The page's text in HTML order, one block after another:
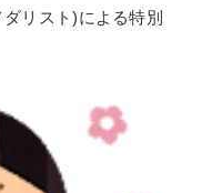
リスト)による特別